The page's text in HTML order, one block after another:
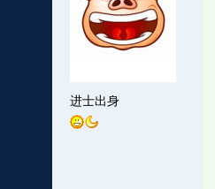
进士出身